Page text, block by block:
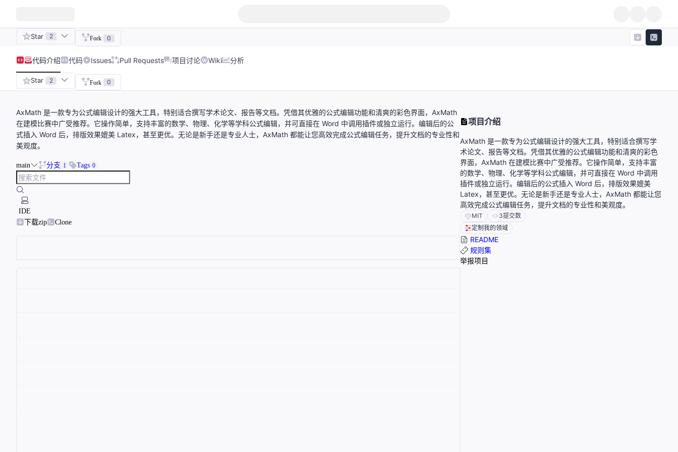
Star 2 Fork 0
代码介绍 代码 Issues Pull Requests 项目讨论 Wiki 分析
Star 2 Fork 0
AxMath 是一款专为公式编辑设计的强大工具，特别适合撰写学术论文、报告等文档。凭借其优雅的公式编辑功能和清爽的彩色界面，AxMath
在建模比赛中广受推荐。它操作简单，支持丰富的数学、物理、化学等学科公式编辑，并可直接在 Word 中调用插件或独立运行。编辑后的公
式插入 Word 后，排版效果媲美 Latex，甚至更优。无论是新手还是专业人士，AxMath 都能让您高效完成公式编辑任务，提升文档的专业性和
美观度。
main 分支 1 Tags 0
IDE
下载zip
Clone
项目介绍
AxMath 是一款专为公式编辑设计的强大工具，特别适合撰写学
术论文、报告等文档。凭借其优雅的公式编辑功能和清爽的彩色
界面，AxMath 在建模比赛中广受推荐。它操作简单，支持丰富
的数学、物理、化学等学科公式编辑，并可直接在 Word 中调用
插件或独立运行。编辑后的公式插入 Word 后，排版效果媲美
Latex，甚至更优。无论是新手还是专业人士，AxMath 都能让您
高效完成公式编辑任务，提升文档的专业性和美观度。
MIT 3提交数
定制我的领域
README
规则集
举报项目